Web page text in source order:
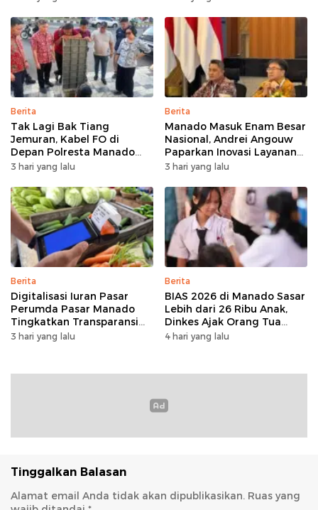
Berita
Tak Lagi Bak Tiang
Jemuran, Kabel FO di
Depan Polresta Manado
Ditata
3 hari yang lalu
Berita
Manado Masuk Enam Besar
Nasional, Andrei Angouw
Paparkan Inovasi Layanan
Investasi di Hadapan Tim
3 hari yang lalu
Berita
Digitalisasi Iuran Pasar
Perumda Pasar Manado
Tingkatkan Transparansi
dan Tata Kelola Keuangan
3 hari yang lalu
Berita
BIAS 2026 di Manado Sasar
Lebih dari 26 Ribu Anak,
Dinkes Ajak Orang Tua
Dukung Imunisasi
4 hari yang lalu
Tinggalkan Balasan
Alamat email Anda tidak akan dipublikasikan. Ruas yang